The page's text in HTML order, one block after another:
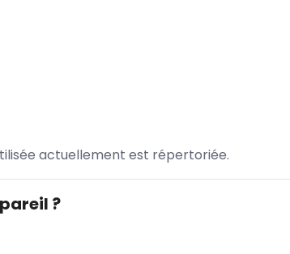
actuellement est répertoriée.
?